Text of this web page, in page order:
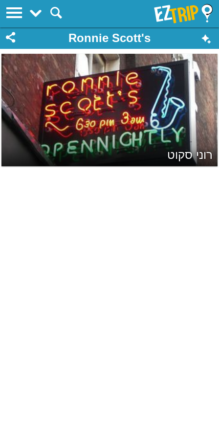
EZTrip
Ronnie Scott's
רוני סקוט